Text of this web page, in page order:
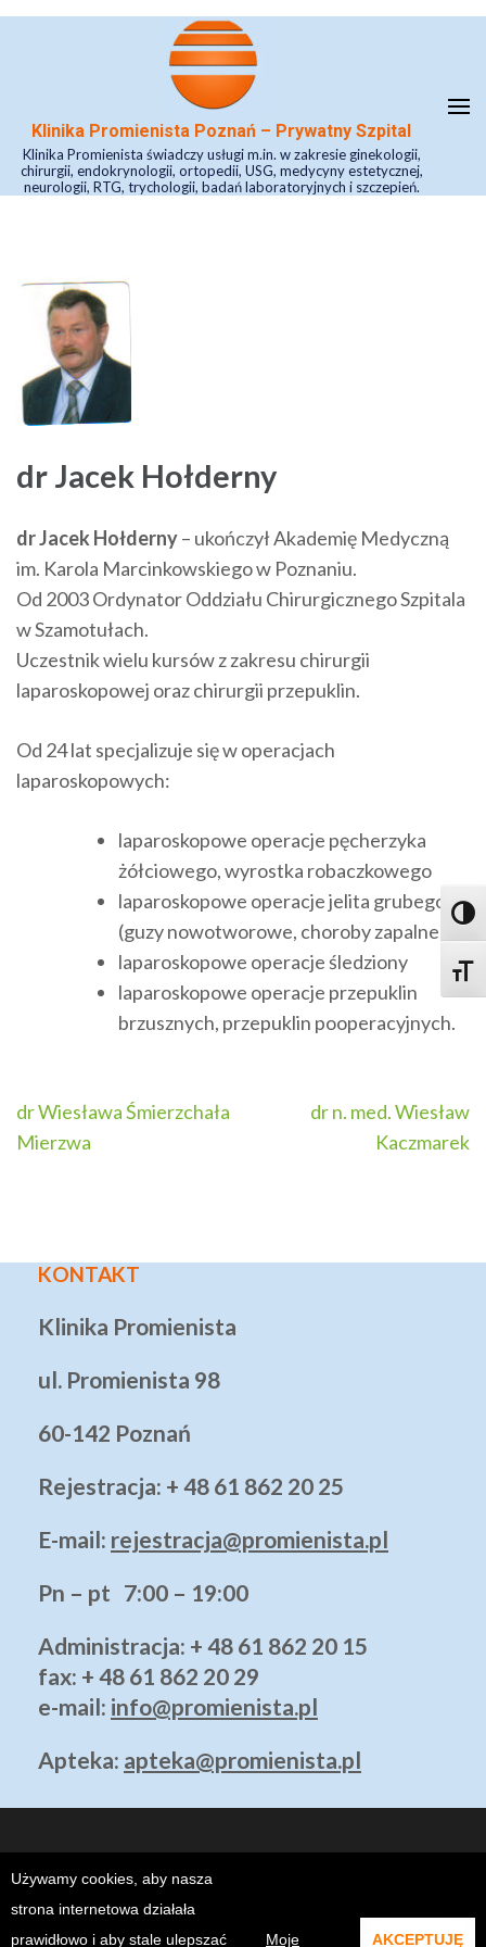
Używamy cookies, aby nasza
strona internetowa działała
prawidłowo i aby stale ulepszać
Moje AKCEPTUJĘ
Skip
Enter)Klinika Promienista Poznań – Prywatny Szpital
Klinika Promienista świadczy usługi m.in. w zakresie ginekologii,
chirurgii, endokrynologii, ortopedii, USG, medycyny estetycznej,
neurologii, RTG, trychologii, badań laboratoryjnych i szczepień.
dr Jacek Hołderny
dr Jacek Hołderny– ukończył Akademię Medyczną
im. Karola Marcinkowskiego w Poznaniu.
Od 2003 Ordynator Oddziału Chirurgicznego Szpitala
w Szamotułach.
Uczestnik wielu kursów z zakresu chirurgii
laparoskopowej oraz chirurgii przepuklin.
Od 24 lat specjalizuje się w operacjach
laparoskopowych:
laparoskopowe operacje pęcherzyka
żółciowego, wyrostka robaczkowego
laparoskopowe operacje jelita grubego
(guzy nowotworowe, choroby zapalne)
laparoskopowe operacje śledziony
laparoskopowe operacje przepuklin
brzusznych, przepuklin pooperacyjnych.
Nawigacja
wpisu
dr Wiesława Śmierzchała
Mierzwa
dr n. med. Wiesław
Kaczmarek
KONTAKT
Klinika Promienista
ul. Promienista 98
60-142 Poznań
Rejestracja: + 48 61 862 20 25
E-mail: rejestracja@promienista.pl
Pn – pt 7:00 – 19:00
Administracja: + 48 61 862 20 15
fax: + 48 61 862 20 29
e-mail: info@promienista.pl
Apteka: apteka@promienista.pl
Copyright ©2026Klinika Promienista Poznań - Prywatny Szpital